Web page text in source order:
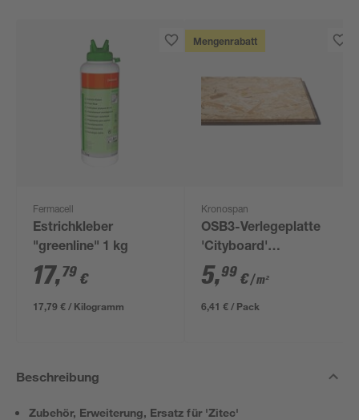
Fermacell
Estrichkleber
"greenline" 1 kg
17,79 €
17,79 € / Kilogramm
Mengenrabatt
Kronospan
OSB3-Verlegeplatte
'Cityboard'
ungeschliffen 1690 x
634 x 12 mm
5,99 €/ m²
6,41 € / Pack
Beschreibung
Zubehör, Erweiterung, Ersatz für 'Zitec'